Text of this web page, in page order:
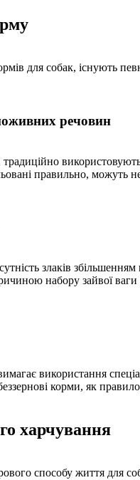
для собак, існують
речовин
правильно, можуть
злаків
набору зайвої ваги
використання
корми, як
харчування
способу життя для